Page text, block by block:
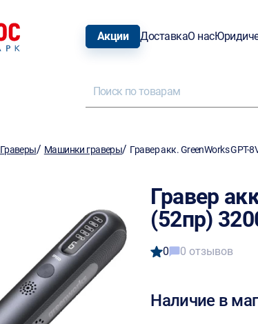
Акции ДоставкаО нас
Граверы/ Машинки граверы/ Гравер акк. GreenWorks GPT-
Гравер
(52пр)
0 0 отзывов
Наличие в